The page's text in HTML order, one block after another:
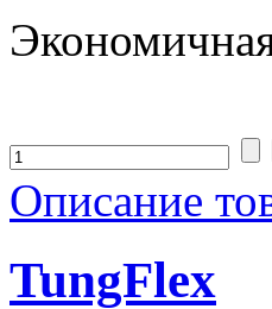
Описание
TungFlex